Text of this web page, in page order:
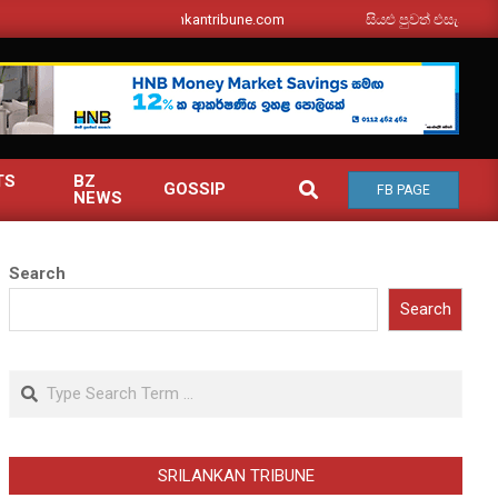
srilankantribune.com සියළු පුවත් එසැනින් ඔබ වෙත
BZ
NEWS
GOSSIP SEARCH
FB PAGE
Search
Search
Search
SRILANKAN TRIBUNE